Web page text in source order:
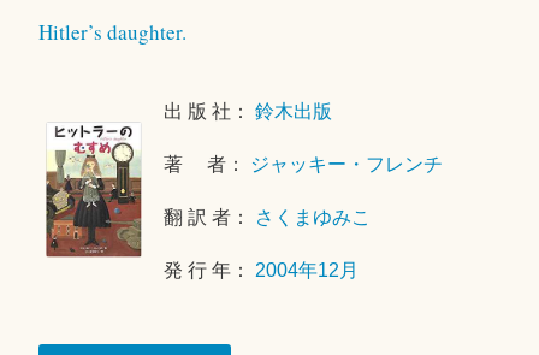
Hitler’s daughter.
出 版 社：鈴木出版
著 者： ジャッキー・フレンチ
翻 訳 者： さくまゆみこ
発 行 年： 2004年12月
ン
残
す
1
4
月
2
6
日